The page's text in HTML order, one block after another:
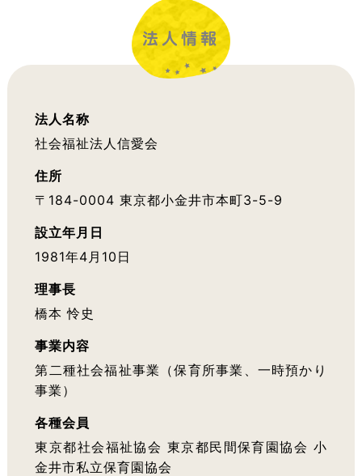
法人情報
法人名称
社会福祉法人信愛会
住所
〒184-0004 東京都小金井市本町3-5-9
設立年月日
1981年4月10日
理事長
橋本 怜史
事業内容
第二種社会福祉事業（保育所事業、一時預かり
事業）
各種会員
東京都社会福祉協会 東京都民間保育園協会 小
金井市私立保育園協会